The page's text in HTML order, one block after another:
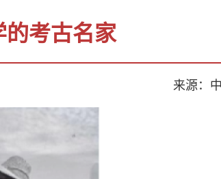
的考古名家
来源：